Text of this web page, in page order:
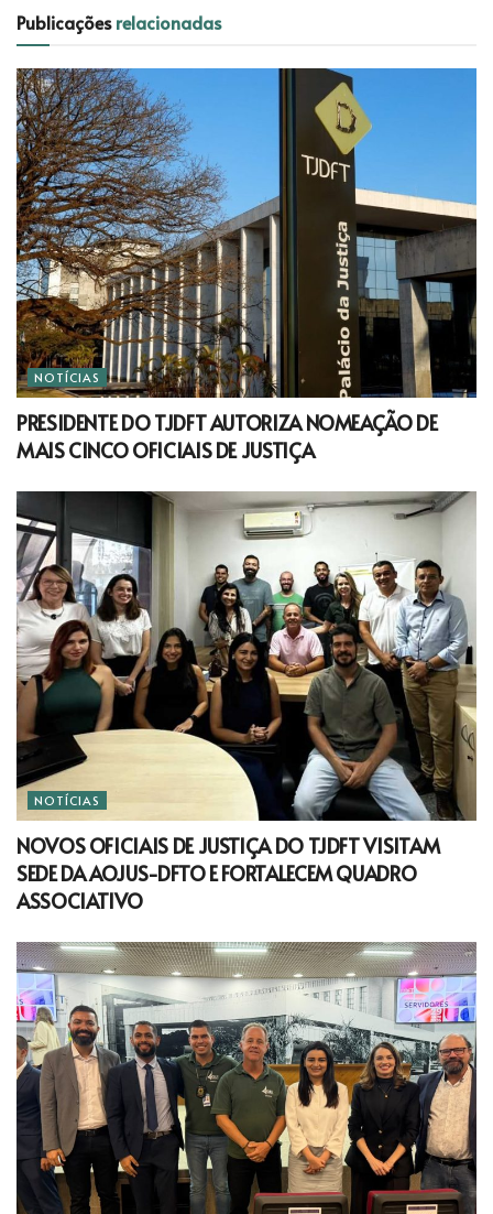
Publicaçõesrelacionadas
NOTÍCIAS
PRESIDENTE DO TJDFT AUTORIZA NOMEAÇÃO DE
MAIS CINCO OFICIAIS DE JUSTIÇA
NOTÍCIAS
NOVOS OFICIAIS DE JUSTIÇA DO TJDFT VISITAM
SEDE DA AOJUS-DFTO E FORTALECEM QUADRO
ASSOCIATIVO